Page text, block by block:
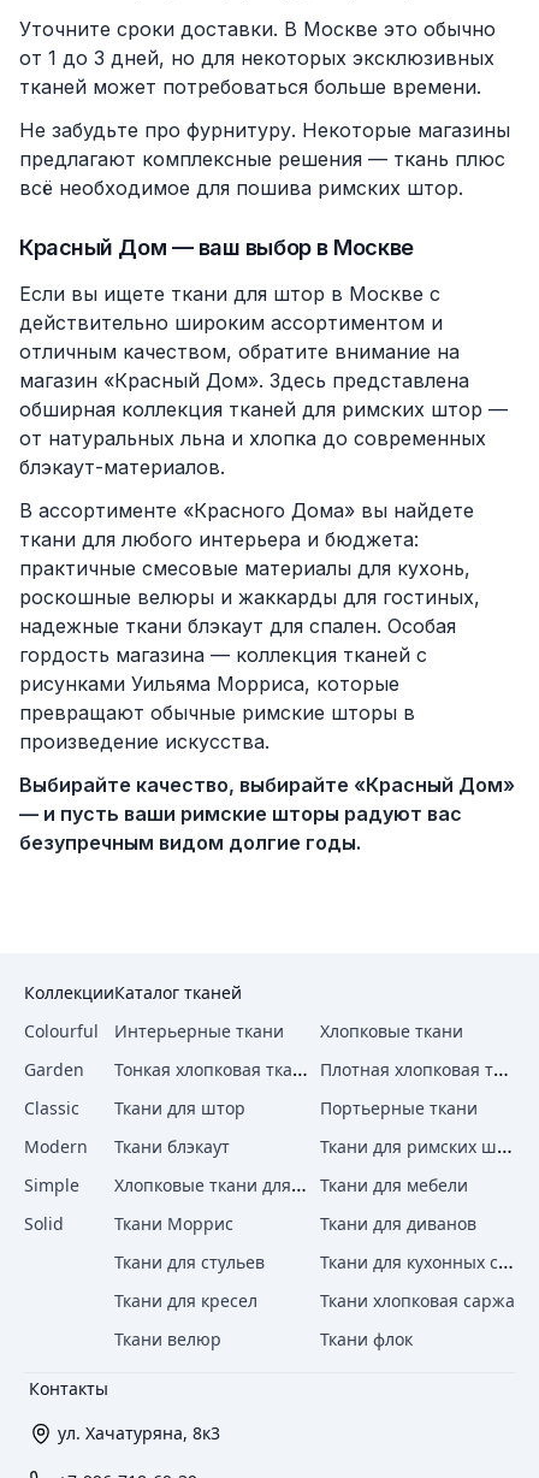
Уточните сроки доставки. В Москве это обычно
от 1 до 3 дней, но для некоторых эксклюзивных
тканей может потребоваться больше времени.
Не забудьте про фурнитуру. Некоторые магазины
предлагают комплексные решения — ткань плюс
всё необходимое для пошива римских штор.
Красный Дом — ваш выбор в Москве
Если вы ищете ткани для штор в Москве с
действительно широким ассортиментом и
отличным качеством, обратите внимание на
магазин «Красный Дом». Здесь представлена
обширная коллекция тканей для римских штор —
от натуральных льна и хлопка до современных
блэкаут-материалов.
В ассортименте «Красного Дома» вы найдете
ткани для любого интерьера и бюджета:
практичные смесовые материалы для кухонь,
роскошные велюры и жаккарды для гостиных,
надежные ткани блэкаут для спален. Особая
гордость магазина — коллекция тканей с
рисунками Уильяма Морриса, которые
превращают обычные римские шторы в
произведение искусства.
Выбирайте качество, выбирайте «Красный Дом»
— и пусть ваши римские шторы радуют вас
безупречным видом долгие годы.
Контакты
ул. Хачатуряна, 8к3
Коллекции
Colourful
Garden
Classic
Modern
Simple
Solid
Каталог тканей
Интерьерные ткани
Хлопковые ткани
Тонкая хлопковая ткань Плотная хлопковая ткань
Ткани для штор
Портьерные ткани
Ткани блэкаут
Ткани для римских штор
Хлопковые ткани для штор
Ткани для мебели
Ткани Моррис
Ткани для диванов
Ткани для стульев
Ткани для кухонных стульев
Ткани для кресел
Ткани хлопковая саржа
Ткани велюр
Ткани флок